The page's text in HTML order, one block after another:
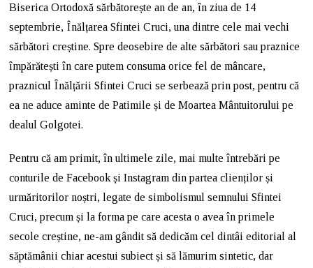
Biserica Ortodoxă sărbătorește an de an, în ziua de 14
septembrie, Înălțarea Sfintei Cruci, una dintre cele mai vechi
sărbători creștine. Spre deosebire de alte sărbători sau praznice
împărătești în care putem consuma orice fel de mâncare,
praznicul Înălțării Sfintei Cruci se serbează prin post, pentru că
ea ne aduce aminte de Patimile și de Moartea Mântuitorului pe
dealul Golgotei.
Pentru că am primit, în ultimele zile, mai multe întrebări pe
conturile de Facebook și Instagram din partea clienților și
urmăritorilor noștri, legate de simbolismul semnului Sfintei
Cruci, precum și la forma pe care acesta o avea în primele
secole creștine, ne-am gândit să dedicăm cel dintâi editorial al
săptămânii chiar acestui subiect și să lămurim sintetic, dar